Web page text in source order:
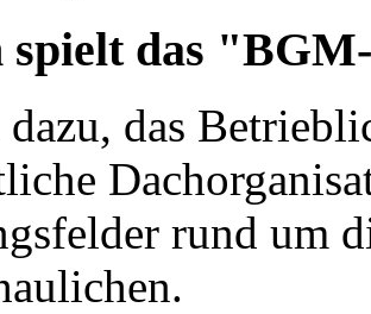
das
das
rund um